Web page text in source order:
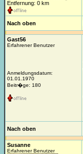
Entfernung: 0 km
Nach oben
Gast56
Erfahrener Benutzer
Anmeldungsdatum:
01.01.1970
Beitr�ge: 180
Nach oben
Susanne
Erfahrener Benutzer